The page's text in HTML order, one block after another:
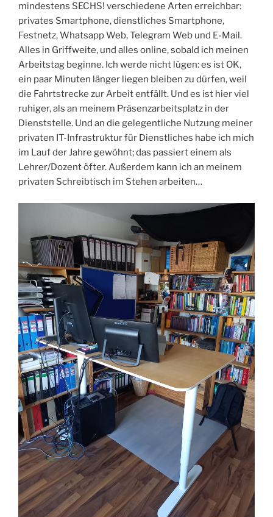
mindestens SECHS! verschiedene Arten erreichbar:
privates Smartphone, dienstliches Smartphone,
Festnetz, Whatsapp Web, Telegram Web und E-Mail.
Alles in Griffweite, und alles online, sobald ich meinen
Arbeitstag beginne. Ich werde nicht lügen: es ist OK,
ein paar Minuten länger liegen bleiben zu dürfen, weil
die Fahrtstrecke zur Arbeit entfällt. Und es ist hier viel
ruhiger, als an meinem Präsenzarbeitsplatz in der
Dienststelle. Und an die gelegentliche Nutzung meiner
privaten IT-Infrastruktur für Dienstliches habe ich mich
im Lauf der Jahre gewöhnt; das passiert einem als
Lehrer/Dozent öfter. Außerdem kann ich an meinem
privaten Schreibtisch im Stehen arbeiten…